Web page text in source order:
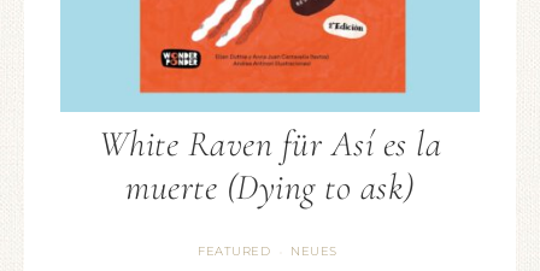
White Raven für Así es la
muerte (Dying to ask)
FEATURED NEUES